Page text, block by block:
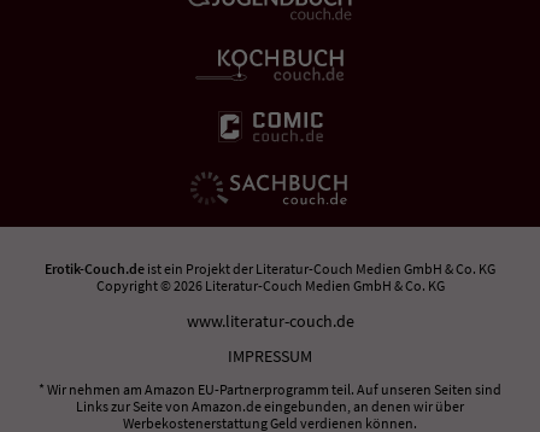
Erotik-Couch.de ist ein Projekt der Literatur-Couch Medien GmbH & Co. KG
Copyright © 2026 Literatur-Couch Medien GmbH & Co. KG
www.literatur-couch.de
IMPRESSUM
* Wir nehmen am Amazon EU-Partnerprogramm teil. Auf unseren Seiten sind
Links zur Seite von Amazon.de eingebunden, an denen wir über
Werbekostenerstattung Geld verdienen können.